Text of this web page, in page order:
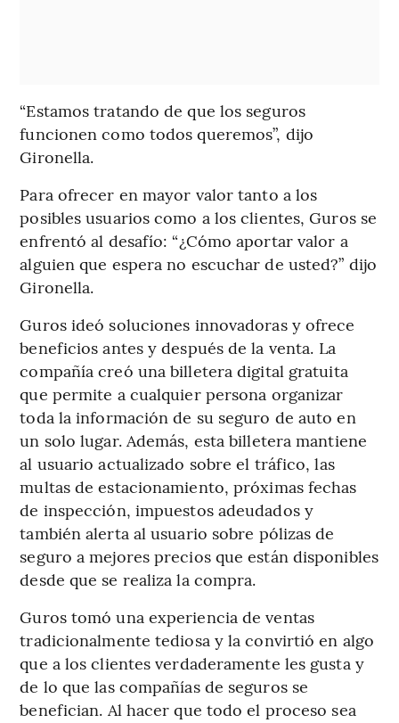
“Estamos tratando de que los seguros
funcionen como todos queremos”, dijo
Gironella.
Para ofrecer en mayor valor tanto a los
posibles usuarios como a los clientes, Guros se
enfrentó al desafío: “¿Cómo aportar valor a
alguien que espera no escuchar de usted?” dijo
Gironella.
Guros ideó soluciones innovadoras y ofrece
beneficios antes y después de la venta. La
compañía creó una billetera digital gratuita
que permite a cualquier persona organizar
toda la información de su seguro de auto en
un solo lugar. Además, esta billetera mantiene
al usuario actualizado sobre el tráfico, las
multas de estacionamiento, próximas fechas
de inspección, impuestos adeudados y
también alerta al usuario sobre pólizas de
seguro a mejores precios que están disponibles
desde que se realiza la compra.
Guros tomó una experiencia de ventas
tradicionalmente tediosa y la convirtió en algo
que a los clientes verdaderamente les gusta y
de lo que las compañías de seguros se
benefician. Al hacer que todo el proceso sea